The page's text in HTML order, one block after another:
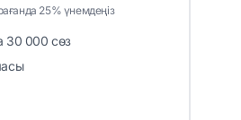
25% үнемдеңіз
30 000 сөз